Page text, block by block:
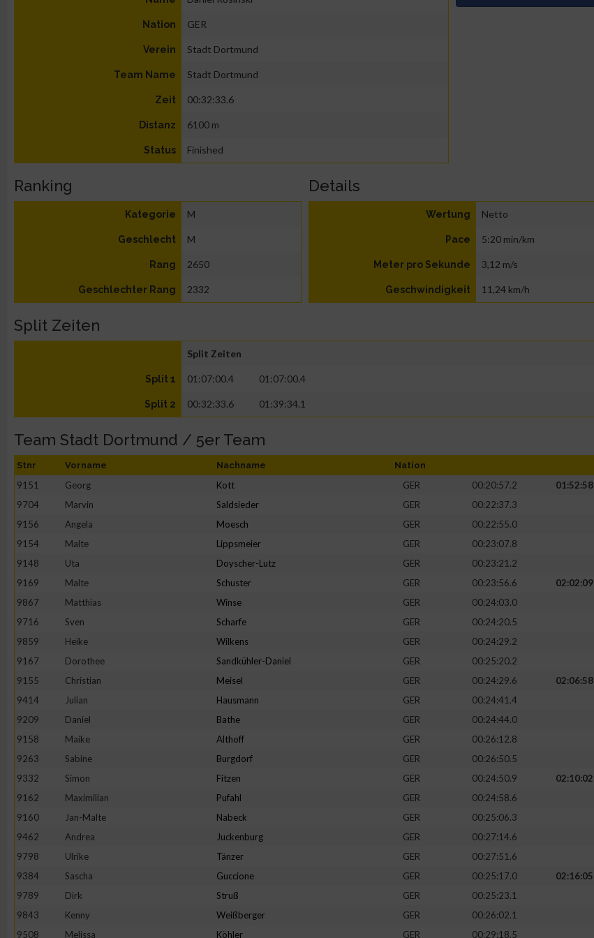
Nation GER
Verein Stadt Dortmund
Team Name Stadt Dortmund
Zeit 00:32:33.6
Distanz 6100 m
Status Finished
Ranking
Kategorie M
Geschlecht M
Rang 2650
Geschlechter Rang 2332
Details
Wertung Netto
Pace 5:20 min/km
Meter pro Sekunde 3,12 m/s
Geschwindigkeit 11,24 km/h
Split Zeiten
Split Zeiten
Split 1 01:07:00.4 01:07:00.4
Split 2 00:32:33.6 01:39:34.1
Team Stadt Dortmund / 5er Team
Stnr Vorname Nachname Nation
9151 Georg Kott GER 00:20:57.2
01:52:58
9704
Marvin Saldsieder GER
00:22:37.3
9156
Angela Moesch GER
00:22:55.0
9154
Malte Lippsmeier GER
00:23:07.8
9148
Uta Doyscher-Lutz GER
00:23:21.2
9169
Malte Schuster GER 00:23:56.6
02:02:09
9867
Matthias Winse GER
00:24:03.0
9716
Sven Scharfe GER
00:24:20.5
9859
Heike Wilkens GER
00:24:29.2
9167
Dorothee Sandkühler-Daniel GER
00:25:20.2
9155
Christian Meisel GER 00:24:29.6
02:06:58
9414
Julian Hausmann GER
00:24:41.4
9209
Daniel Bathe GER
00:24:44.0
9158
Maike Althoff GER
00:26:12.8
9263
Sabine Burgdorf GER
00:26:50.5
9332
Simon Fitzen GER 00:24:50.9
02:10:02
9162
Maximilian Pufahl GER
00:24:58.6
9160
Jan-Malte Nabeck GER
00:25:06.3
9462
Andrea Juckenburg GER
00:27:14.6
9798
Ulrike Tänzer GER
00:27:51.6
9384
Sascha Guccione GER 00:25:17.0
02:16:05
9789
Dirk Struß GER
00:25:23.1
9843
Kenny Weißberger GER
00:26:02.1
9508
Melissa Köhler GER
00:29:18.5